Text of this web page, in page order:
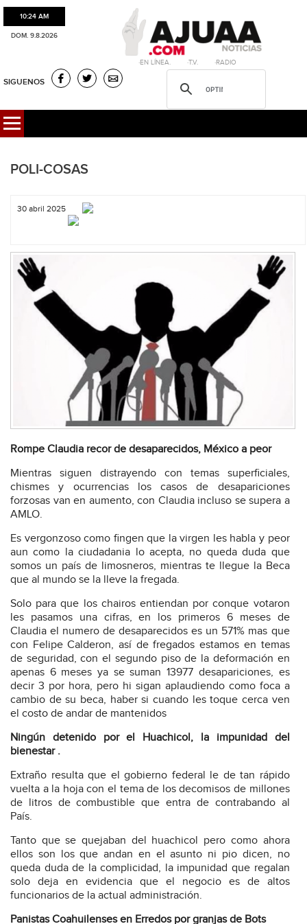
10:24 AM
DOM. 9.8.2026
·EN LÍNEA. ·T.V. ·RADIO
SIGUENOS
POLI-COSAS
30 abril 2025
Rompe Claudia recor de desaparecidos, México a peor
Mientras siguen distrayendo con temas superficiales,
chismes y ocurrencias los casos de desapariciones
forzosas van en aumento, con Claudia incluso se supera a
AMLO.
Es vergonzoso como fingen que la virgen les habla y peor
aun como la ciudadania lo acepta, no queda duda que
somos un país de limosneros, mientras te llegue la Beca
que al mundo se la lleve la fregada.
Solo para que los chairos entiendan por conque votaron
les pasamos una cifras, en los primeros 6 meses de
Claudia el numero de desaparecidos es un 571% mas que
con Felipe Calderon, así de fregados estamos en temas
de seguridad, con el segundo piso de la deformación en
apenas 6 meses ya se suman 13977 desapariciones, es
decir 3 por hora, pero hi sigan aplaudiendo como foca a
cambio de su beca, haber si cuando les toque cerca ven
el costo de andar de mantenidos
Ningún detenido por el Huachicol, la impunidad del
bienestar .
Extraño resulta que el gobierno federal le de tan rápido
vuelta a la hoja con el tema de los decomisos de millones
de litros de combustible que entra de contrabando al
País.
Tanto que se quejaban del huachicol pero como ahora
ellos son los que andan en el asunto ni pio dicen, no
queda duda de la complicidad, la impunidad que regalan
solo deja en evidencia que el negocio es de altos
funcionarios de la actual administración.
Panistas Coahuilenses en Erredos por granjas de Bots